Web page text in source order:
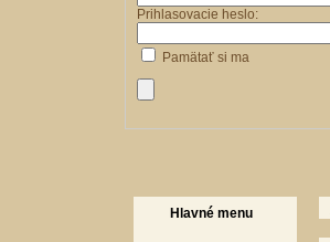
Prihlasovacie heslo:
Pamätať si ma
Hlavné menu